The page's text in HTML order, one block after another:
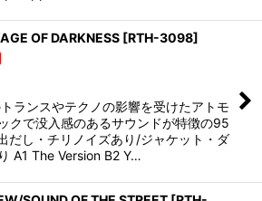
OF DARKNESS [RTH-3098]
ランスやテクノの影響を受けたアトモ
クで没入感のあるサウンドが特徴の95
だし・チリノイズあり/ジャケット・ダ
A1 The Version B2 Y…